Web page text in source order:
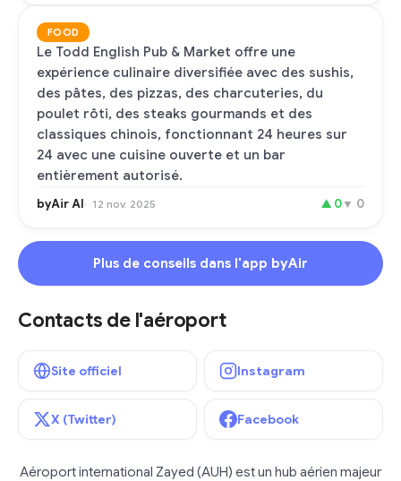
FOOD
Le Todd English Pub & Market offre une
expérience culinaire diversifiée avec des sushis,
des pâtes, des pizzas, des charcuteries, du
poulet rôti, des steaks gourmands et des
classiques chinois, fonctionnant 24 heures sur
24 avec une cuisine ouverte et un bar
entièrement autorisé.
byAir AI 12 nov. 2025 ▲ 0▼ 0
Plus de conseils dans l'app byAir
Contacts de l'aéroport
Site officiel Instagram
X (Twitter) Facebook
Aéroport international Zayed (AUH) est un hub aérien majeur